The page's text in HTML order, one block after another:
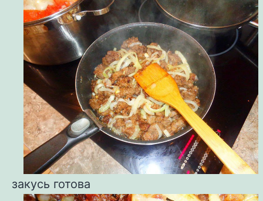
закусь готова